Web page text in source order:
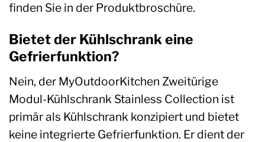
finden Sie in der Produktbroschüre.
Bietet der Kühlschrank eine
Gefrierfunktion?
Nein, der MyOutdoorKitchen Zweitürige
Modul-Kühlschrank Stainless Collection ist
primär als Kühlschrank konzipiert und bietet
keine integrierte Gefrierfunktion. Er dient der